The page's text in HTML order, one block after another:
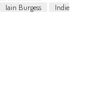
Iain Burgess
Indie